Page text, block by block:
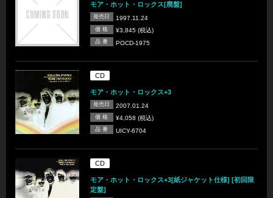
モア・ホット・ロックス[廃盤]
発売日 1997.11.24
価 格 ¥3,845 (税込)
品 番 POCD-1975
CD
モア・ホット・ロックス+3
発売日 2007.01.24
価 格 ¥4,058 (税込)
品 番 UICY-6704
CD
モア・ホット・ロックス+3[紙ジャケット仕様] [初回限
定盤]